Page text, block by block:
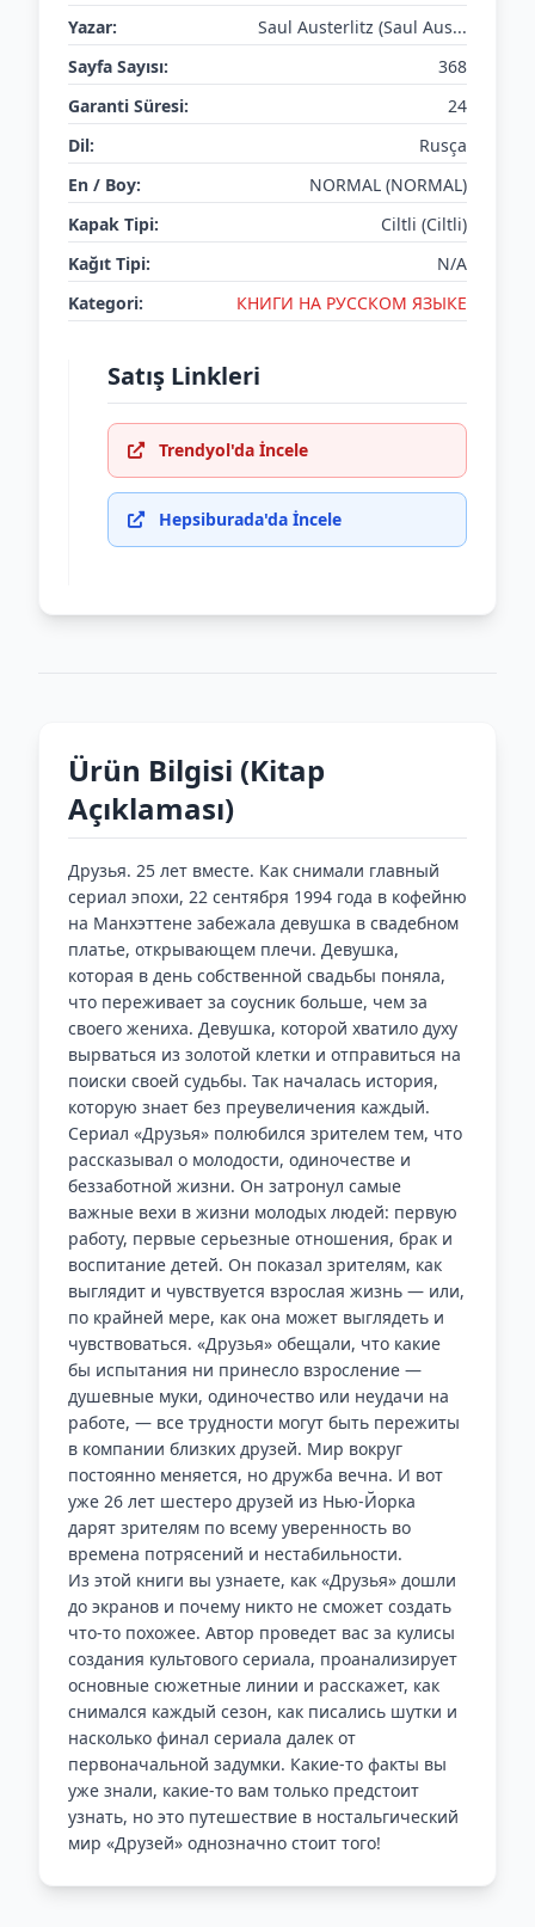
Yazar:
Saul Austerlitz (Saul Aus...
Sayfa Sayısı:
368
Garanti Süresi:
24
Dil:
Rusça
En / Boy:
NORMAL (NORMAL)
Kapak Tipi:
Ciltli (Ciltli)
Kağıt Tipi:
N/A
Kategori:
КНИГИ НА РУССКОМ ЯЗЫКЕ
Satış Linkleri
Trendyol'da İncele
Hepsiburada'da İncele
Ürün Bilgisi (Kitap
Açıklaması)
Друзья. 25 лет вместе. Как снимали главный
сериал эпохи, 22 сентября 1994 года в кофейню
на Манхэттене забежала девушка в свадебном
платье, открывающем плечи. Девушка,
которая в день собственной свадьбы поняла,
что переживает за соусник больше, чем за
своего жениха. Девушка, которой хватило духу
вырваться из золотой клетки и отправиться на
поиски своей судьбы. Так началась история,
которую знает без преувеличения каждый.
Сериал «Друзья» полюбился зрителем тем, что
рассказывал о молодости, одиночестве и
беззаботной жизни. Он затронул самые
важные вехи в жизни молодых людей: первую
работу, первые серьезные отношения, брак и
воспитание детей. Он показал зрителям, как
выглядит и чувствуется взрослая жизнь — или,
по крайней мере, как она может выглядеть и
чувствоваться. «Друзья» обещали, что какие
бы испытания ни принесло взросление —
душевные муки, одиночество или неудачи на
работе, — все трудности могут быть пережиты
в компании близких друзей. Мир вокруг
постоянно меняется, но дружба вечна. И вот
уже 26 лет шестеро друзей из Нью-Йорка
дарят зрителям по всему уверенность во
времена потрясений и нестабильности.
Из этой книги вы узнаете, как «Друзья» дошли
до экранов и почему никто не сможет создать
что-то похожее. Автор проведет вас за кулисы
создания культового сериала, проанализирует
основные сюжетные линии и расскажет, как
снимался каждый сезон, как писались шутки и
насколько финал сериала далек от
первоначальной задумки. Какие-то факты вы
уже знали, какие-то вам только предстоит
узнать, но это путешествие в ностальгический
мир «Друзей» однозначно стоит того!